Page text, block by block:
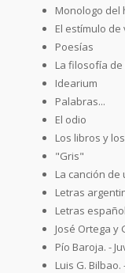
Monologo del
El estímulo de
Poesías
La filosofía
Idearium
Palabras...
El odio
Los libros y
"Gris"
La canción de
Letras
Letras
José Ortega y
Pío Baroja. -
Luis G.